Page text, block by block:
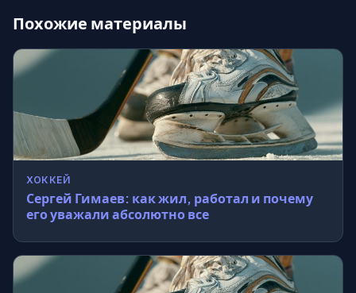
Похожие материалы
ХОККЕЙ
Сергей Гимаев: как жил, работал и почему
его уважали абсолютно все